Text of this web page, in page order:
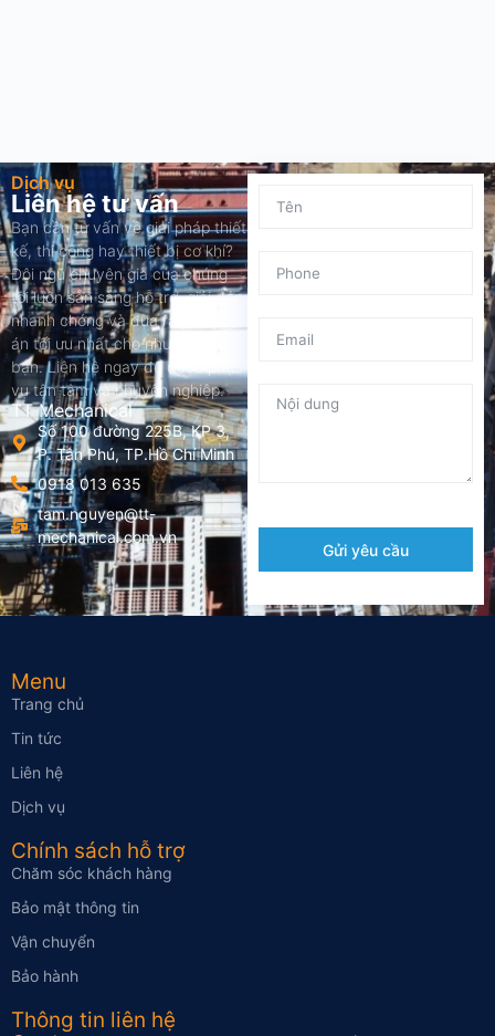
Dịch vụ
Liên hệ tư vấn
Bạn cần tư vấn về giải pháp thiết
kế, thi công hay thiết bị cơ khí?
Đội ngũ chuyên gia của chúng
tôi luôn sẵn sàng hỗ trợ, giải đáp
nhanh chóng và đưa ra phương
án tối ưu nhất cho nhu cầu của
bạn. Liên hệ ngay để được phục
vụ tận tâm và chuyên nghiệp.
TT Mechanical
Số 100 đường 225B, KP 3,
P. Tân Phú, TP.Hồ Chí Minh
0918 013 635
tam.nguyen@tt-
mechanical.com.vn
Gửi yêu cầu
Menu
Trang chủ
Tin tức
Liên hệ
Dịch vụ
Chính sách hỗ trợ
Chăm sóc khách hàng
Bảo mật thông tin
Vận chuyển
Bảo hành
Thông tin liên hệ